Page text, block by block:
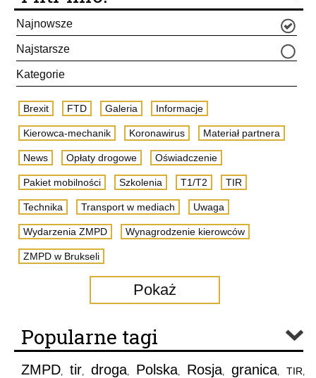
Najnowsze
Najstarsze
Kategorie
Brexit FTD Galeria Informacje
Kierowca-mechanik Koronawirus Materiał partnera
News Opłaty drogowe Oświadczenie
Pakiet mobilności Szkolenia T1/T2 TIR
Technika Transport w mediach Uwaga
Wydarzenia ZMPD Wynagrodzenie kierowców
ZMPD w Brukseli
Pokaż
Popularne tagi
ZMPD, tir, droga, Polska, Rosja, granica, TIR,